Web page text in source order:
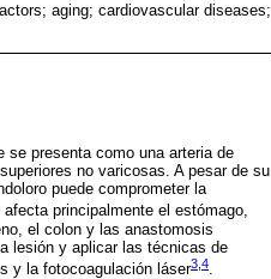
aging; cardiovascular diseases;
se presenta como una arteria de
no varicosas. A pesar de su
puede comprometer la
afecta principalmente el estómago,
el colon y las anastomosis
lesión y aplicar las técnicas de
y la fotocoagulación láser3 4